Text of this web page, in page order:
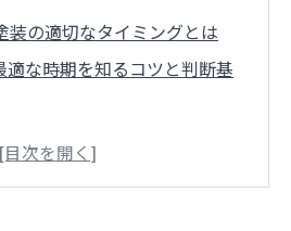
装の適切なタイミングとは
適な時期を知るコツと判断基
延ばしにするリスクとその理